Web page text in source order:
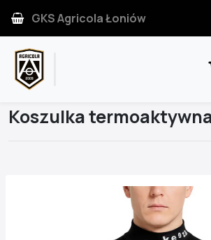
GKS Agricola Łoniów
Strona główna